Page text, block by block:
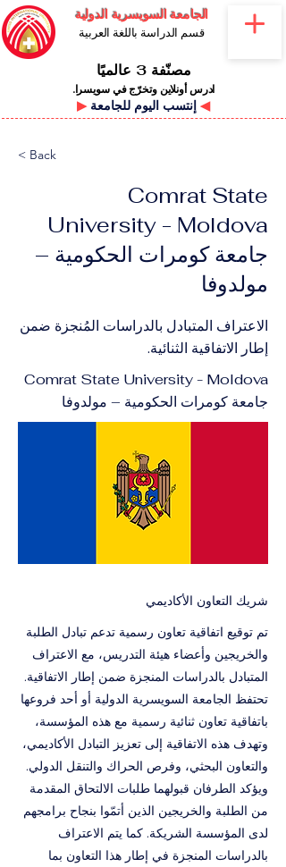
الجامعة السويسرية الدولية
قسم الدراسة باللغة العربية
مصنّفة 3 عالميًا
ادرس أونلاين وتخرّج في سويسرا.
▶ ◀
< Back
Comrat State
University - Moldova
جامعة كومرات الحكومية –
مولدوفا
الاعتراف المتبادل بالدراسات المُنجزة ضمن
إطار الاتفاقية الثنائية.
Comrat State University - Moldova
جامعة كومرات الحكومية – مولدوفا
شريك التعاون الأكاديمي
تم توقيع اتفاقية تعاون رسمية تدعم تبادل الطلبة
والخريجين وأعضاء هيئة التدريس، مع الاعتراف
المتبادل بالدراسات المنجزة ضمن إطار الاتفاقية.
تحتفظ الجامعة السويسرية الدولية أو أحد فروعها
باتفاقية تعاون ثنائية رسمية مع هذه المؤسسة،
وتهدف هذه الاتفاقية إلى تعزيز التبادل الأكاديمي،
والتعاون البحثي، وفرص الحراك والتنقل الدولي.
ويؤكد الطرفان قبولهما طلبات الالتحاق المقدمة
من الطلبة والخريجين الذين أتمّوا بنجاح برامجهم
لدى المؤسسة الشريكة. كما يتم الاعتراف
بالدراسات المنجزة في إطار هذا التعاون بما